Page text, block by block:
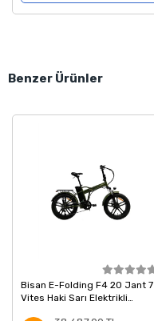
Benzer Ürünler
Bisan E-Folding F4 20 Jant 7
Vites Haki Sarı Elektrikli